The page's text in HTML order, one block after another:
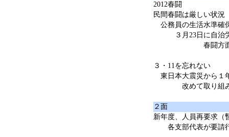
2012春闘
民間春闘は厳しい状況
公務員の生活水準確
３月23日に自治労
春闘方面別集
３・11を忘れない
東日本大震災から１
改めて取り組み
２面
新年度、人員再要求（
各支部代表が要請